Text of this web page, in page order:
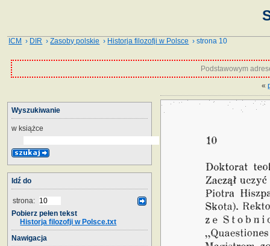
ICM › DIR ›Zasoby polskie › Historja filozofji w Polsce › strona 10
Podstawowym
«
Wyszukiwanie
w książce
Idź do
strona:
Pobierz pełen tekst
Historja filozofji w Polsce.txt
Nawigacja